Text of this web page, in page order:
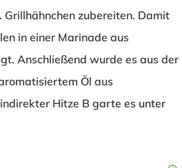
Grillhähnchen zubereiten. Damit
in einer Marinade aus
Anschließend wurde es aus der
Öl aus
Hitze B garte es unter